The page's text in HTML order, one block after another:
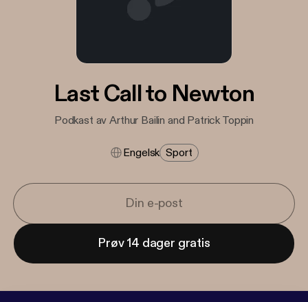
Last Call to Newton
Podkast av Arthur Bailin and Patrick Toppin
Engelsk Sport
Prøv 14 dager gratis